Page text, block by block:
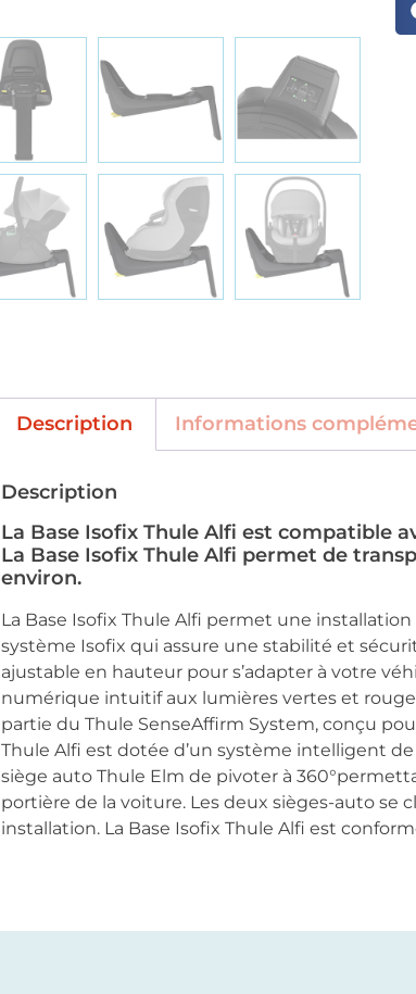
Description Informations
Description
La Base Isofix Thule Alfi est compatible
La Base Isofix Thule Alfi permet de
environ.
La Base Isofix Thule Alfi permet une
système Isofix qui assure une stabilité et
ajustable en hauteur pour s’adapter à votre
numérique intuitif aux lumières vertes et
partie du Thule SenseAffirm System, conçu
Thule Alfi est dotée d’un système intelligent
siège auto Thule Elm de pivoter à
portière de la voiture. Les deux sièges-auto se
installation. La Base Isofix Thule Alfi est